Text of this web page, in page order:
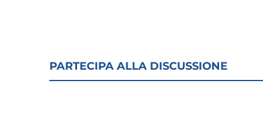
PARTECIPA ALLA DISCUSSIONE